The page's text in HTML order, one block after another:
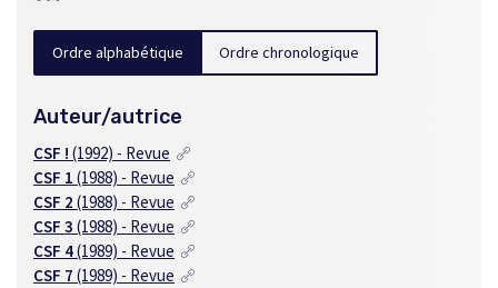
Ordre alphabétique Ordre chronologique
Auteur/autrice
CSF ! (1992) - Revue
CSF 1 (1988) - Revue
CSF 2 (1988) - Revue
CSF 3 (1988) - Revue
CSF 4(1989) - Revue
CSF 7 (1989) - Revue